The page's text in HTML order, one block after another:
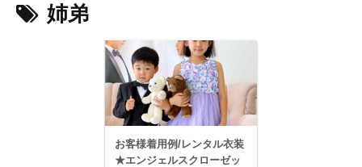
姉弟
お客様着用例/レンタル衣装
★エンジェルスクローゼッ